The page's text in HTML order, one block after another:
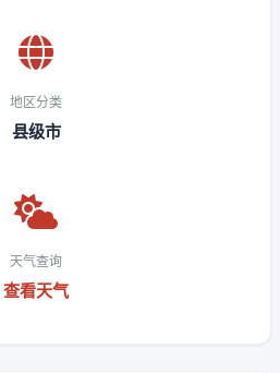
地区分类
县级市
天气查询
查看天气